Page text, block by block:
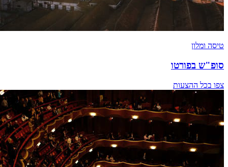
טיסה ומלון
סופ"ש בפורטו
צפו בכל ההצעות